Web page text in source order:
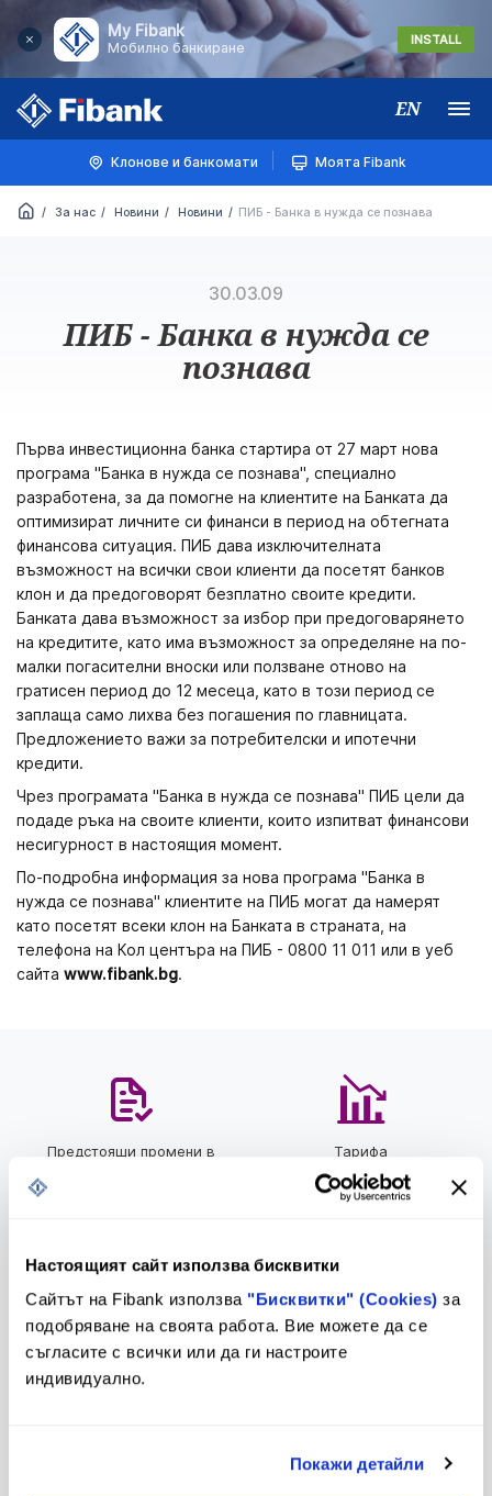
My Fibank
Мобилно банкиране
INSTALL
Настоящият сайт използва бисквитки
Сайтът на Fibank използва "Бисквитки" (Cookies) за
подобряване на своята работа. Вие можете да се
съгласите с всички или да ги настроите
индивидуално.
Покажи детайли
EN Меню
Клонове и банкомати Моята Fibank
За нас Новини Новини ПИБ - Банка в нужда се познава
30.03.09
ПИБ - Банка в нужда се
познава
Първа инвестиционна банка стартира от 27 март нова
програма "Банка в нужда се познава", специално
разработена, за да помогне на клиентите на Банката да
оптимизират личните си финанси в период на обтегната
финансова ситуация. ПИБ дава изключителната
възможност на всички свои клиенти да посетят банков
клон и да предоговорят безплатно своите кредити.
Банката дава възможност за избор при предоговарянето
на кредитите, като има възможност за определяне на по-
малки погасителни вноски или ползване отново на
гратисен период до 12 месеца, като в този период се
заплаща само лихва без погашения по главницата.
Предложението важи за потребителски и ипотечни
кредити.
Чрез програмата "Банка в нужда се познава" ПИБ цели да
подаде ръка на своите клиенти, които изпитват финансови
несигурност в настоящия момент.
По-подробна информация за нова програма "Банка в
нужда се познава" клиентите на ПИБ могат да намерят
като посетят всеки клон на Банката в страната, на
телефона на Кол центъра на ПИБ - 0800 11 011 или в уеб
сайта www.fibank.bg.
Предстоящи промени в
Тарифа